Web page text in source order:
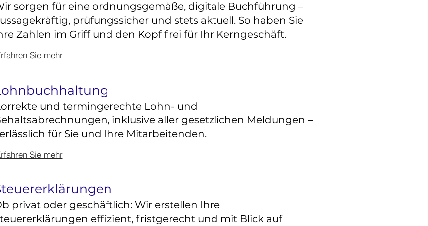
sorgen für eine ordnungsgemäße, digitale Buchführung –
prüfungssicher und stets aktuell. So haben Sie
Zahlen im Griff und den Kopf frei für Ihr Kerngeschäft.
und termingerechte Lohn- und
inklusive aller gesetzlichen Meldungen –
für Sie und Ihre Mitarbeitenden.
privat oder geschäftlich: Wir erstellen Ihre
effizient, fristgerecht und mit Blick auf
Sie mehr
Sie mehr